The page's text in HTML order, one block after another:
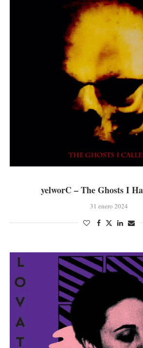
yelworC – The Ghosts I
31 enero 2024